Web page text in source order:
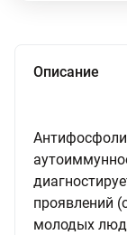
Описание
проявлений
молодых